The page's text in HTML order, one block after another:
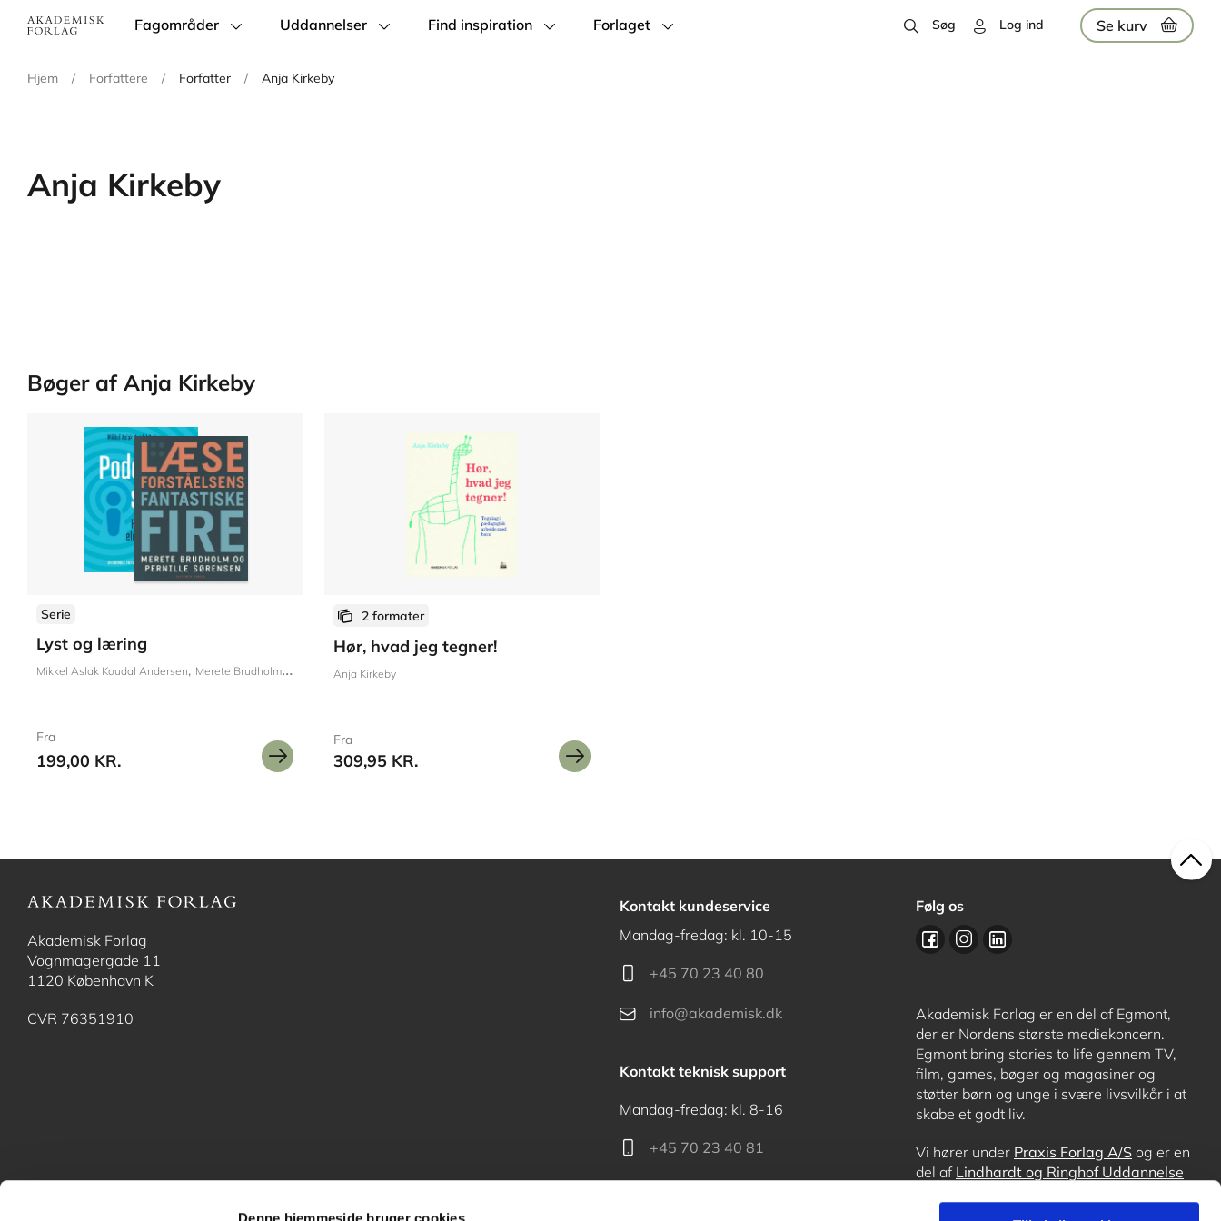
Denne hjemmeside bruger cookies
Main
Fagområder Uddannelser Find inspiration Forlaget Søg Log ind Se kurv
Hjem / Forfattere / Forfatter / Anja Kirkeby
Anja Kirkeby
Bøger af Anja Kirkeby
Serie
Lyst og læring
Mikkel Aslak Koudal Andersen Merete Brudholm Pernille Sørensen Lilian Rohde
Fra
199,00 KR.
2 formater
Hør, hvad jeg tegner!
Anja Kirkeby
Fra
309,95 KR.
Akademisk Forlag
Vognmagergade 11
1120 København K
CVR 76351910
Kontakt kundeservice
Mandag-fredag: kl. 10-15
+45 70 23 40 80
info@akademisk.dk
Kontakt teknisk support
Mandag-fredag: kl. 8-16
+45 70 23 40 81
Følg os
Akademisk Forlag er en del af Egmont,
der er Nordens største mediekoncern.
Egmont bring stories to life gennem TV,
film, games, bøger og magasiner og
støtter børn og unge i svære livsvilkår i at
skabe et godt liv.
Vi hører under Praxis Forlag A/S og er en
del af Lindhardt og Ringhof Uddannelse